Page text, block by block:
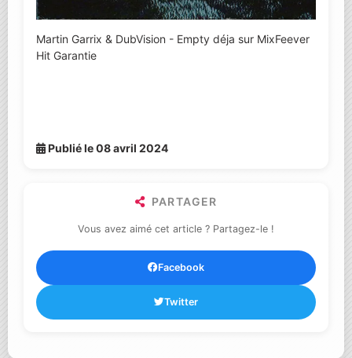
Martin Garrix & DubVision - Empty déja sur MixFeever
Hit Garantie
Publié le 08 avril 2024
PARTAGER
Vous avez aimé cet article ? Partagez-le !
Facebook
Twitter